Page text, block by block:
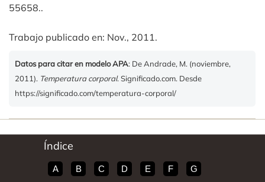
55658..
Trabajo publicado en: Nov., 2011.
Datos para citar en modelo APA: De Andrade, M. (noviembre,
2011). Temperatura corporal. Significado.com. Desde
https://significado.com/temperatura-corporal/
Índice
A B C D E F G